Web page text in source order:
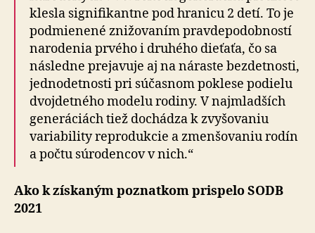
klesla signifikantne pod hranicu 2 detí. To je
podmienené znižovaním pravdepodobností
narodenia prvého i druhého dieťaťa, čo sa
následne prejavuje aj na náraste bezdetnosti,
jednodetnosti pri súčasnom poklese podielu
dvojdetného modelu rodiny. V najmladších
generáciách tiež dochádza k zvyšovaniu
variability reprodukcie a zmenšovaniu rodín
a počtu súrodencov v nich.“
Ako k získaným poznatkom prispelo SODB
2021